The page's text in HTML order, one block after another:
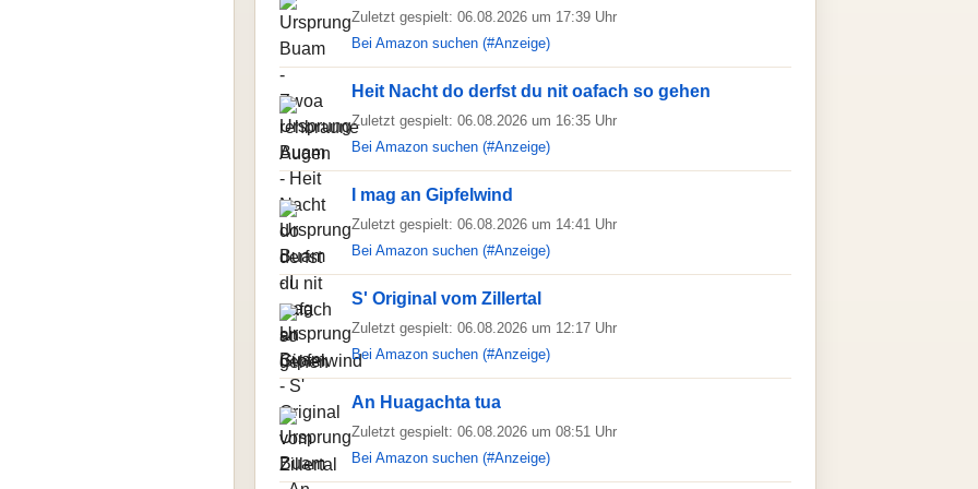
Zuletzt gespielt: 06.08.2026 um 17:39 Uhr
Bei Amazon suchen (#Anzeige)
Heit Nacht do derfst du nit oafach so gehen
Zuletzt gespielt: 06.08.2026 um 16:35 Uhr
Bei Amazon suchen (#Anzeige)
I mag an Gipfelwind
Zuletzt gespielt: 06.08.2026 um 14:41 Uhr
Bei Amazon suchen (#Anzeige)
S' Original vom Zillertal
Zuletzt gespielt: 06.08.2026 um 12:17 Uhr
Bei Amazon suchen (#Anzeige)
An Huagachta tua
Zuletzt gespielt: 06.08.2026 um 08:51 Uhr
Bei Amazon suchen (#Anzeige)